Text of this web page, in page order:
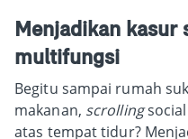
Menjadikan kasur
multifungsi
Begitu sampai rumah
makanan, scrolling
atas tempat tidur?